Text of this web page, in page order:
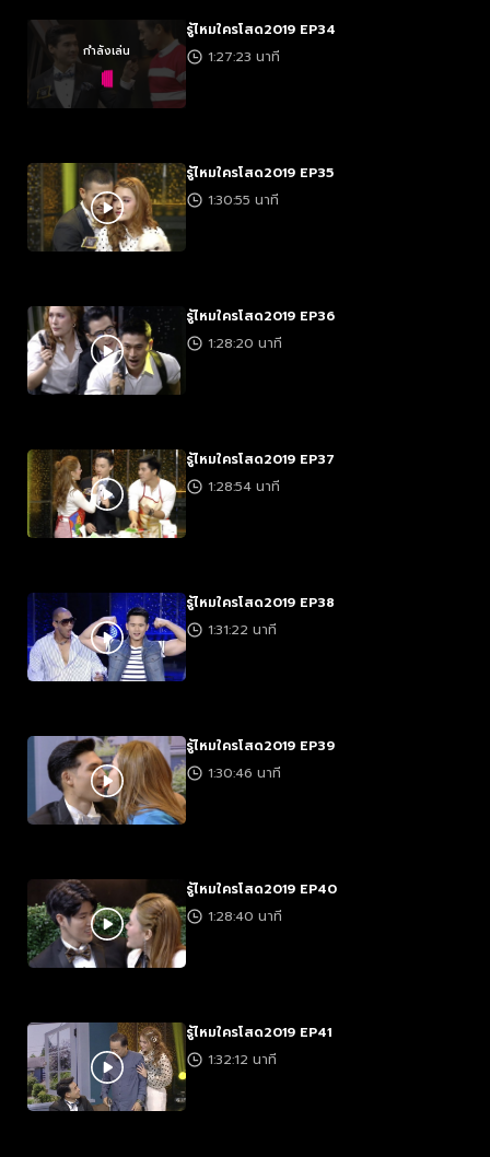
กำลังเล่น
รู้ไหมใครโสด2019 EP34
1:27:23 นาที
รู้ไหมใครโสด2019 EP35
1:30:55 นาที
รู้ไหมใครโสด2019 EP36
1:28:20 นาที
รู้ไหมใครโสด2019 EP37
1:28:54 นาที
รู้ไหมใครโสด2019 EP38
1:31:22 นาที
รู้ไหมใครโสด2019 EP39
1:30:46 นาที
รู้ไหมใครโสด2019 EP40
1:28:40 นาที
รู้ไหมใครโสด2019 EP41
1:32:12 นาที